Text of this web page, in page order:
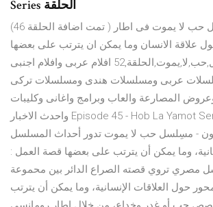
(تمت اضافة الحلقة 46 ) تدور احداث مسلسل حب لا يموت فى اطار
علاقة الانسان وما يمكن ان يترتب على بعضها
من مشاهدة,مسلسل,حب,لا,يموت,الحلقة,52 افلام عربى وافلام اجنبى
عربى ومسلسلات هندى ومسلسلات تركى
المصارعة والعاب وبرامج واغانى وكليبات
واحدث الاخبار Episode 45 - Hob La Yamot Series | الحلقة
- مسِلسل حب لا يموت تدور أحداث المسلسل
وما يمكن أن يترتب على بعضها قصة العمل :
مصري تروي قصته الصراع الدائر بين محموعة
حول العلاقات الإنسانية، وما يمكن أن يترتب